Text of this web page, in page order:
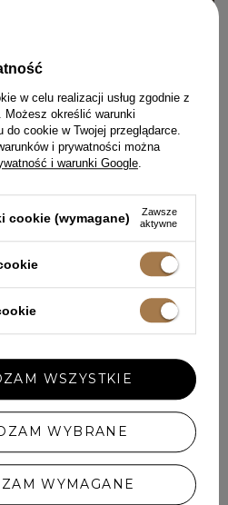
+
w celu realizacji usług zgodnie z
. Możesz określić warunki
cookie w Twojej przeglądarce.
i prywatności można
i warunki Google
cookie (wymagane)
Zawsze
aktywne
WYBRANE
WYMAGANE
WSZYSTKIE